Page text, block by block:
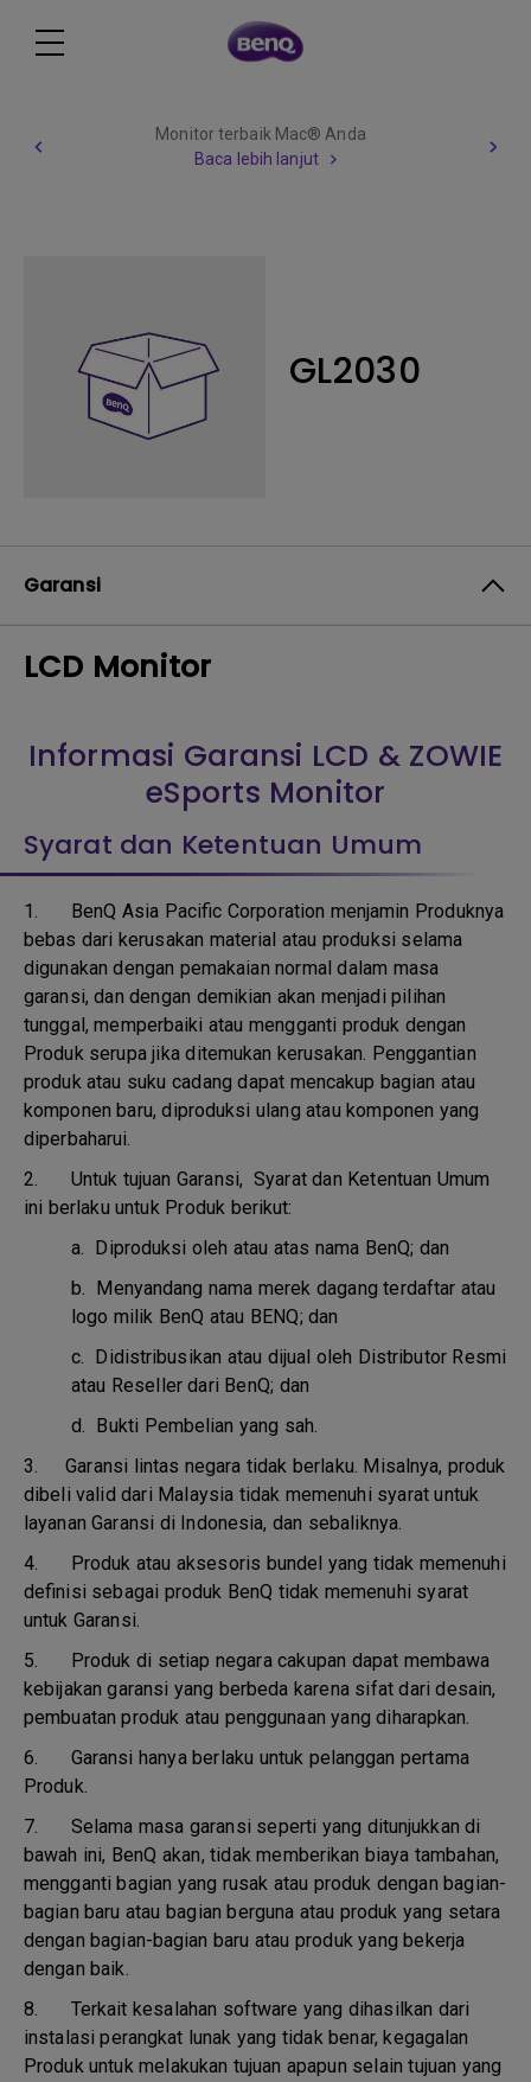
Monitor terbaik Mac® Anda
Baca lebih lanjut
GL2030
Garansi
LCD Monitor
Informasi Garansi LCD & ZOWIE
eSports Monitor
Syarat dan Ketentuan Umum
1. BenQ Asia Pacific Corporation menjamin Produknya
bebas dari kerusakan material atau produksi selama
digunakan dengan pemakaian normal dalam masa
garansi, dan dengan demikian akan menjadi pilihan
tunggal, memperbaiki atau mengganti produk dengan
Produk serupa jika ditemukan kerusakan. Penggantian
produk atau suku cadang dapat mencakup bagian atau
komponen baru, diproduksi ulang atau komponen yang
diperbaharui.
2. Untuk tujuan Garansi, Syarat dan Ketentuan Umum
ini berlaku untuk Produk berikut:
a. Diproduksi oleh atau atas nama BenQ; dan
b. Menyandang nama merek dagang terdaftar atau
logo milik BenQ atau BENQ; dan
c. Didistribusikan atau dijual oleh Distributor Resmi
atau Reseller dari BenQ; dan
d. Bukti Pembelian yang sah.
3.Garansi lintas negara tidak berlaku. Misalnya, produk
dibeli valid dari Malaysia tidak memenuhi syarat untuk
layanan Garansi di Indonesia, dan sebaliknya.
4. Produk atau aksesoris bundel yang tidak memenuhi
definisi sebagai produk BenQ tidak memenuhi syarat
untuk Garansi.
5. Produk di setiap negara cakupan dapat membawa
kebijakan garansi yang berbeda karena sifat dari desain,
pembuatan produk atau penggunaan yang diharapkan.
6. Garansi hanya berlaku untuk pelanggan pertama
Produk.
7. Selama masa garansi seperti yang ditunjukkan di
bawah ini, BenQ akan, tidak memberikan biaya tambahan,
mengganti bagian yang rusak atau produk dengan bagian-
bagian baru atau bagian berguna atau produk yang setara
dengan bagian-bagian baru atau produk yang bekerja
dengan baik.
8. Terkait kesalahan software yang dihasilkan dari
instalasi perangkat lunak yang tidak benar, kegagalan
Produk untuk melakukan tujuan apapun selain tujuan yang